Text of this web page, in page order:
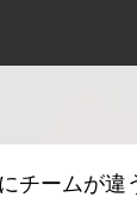
チームが違